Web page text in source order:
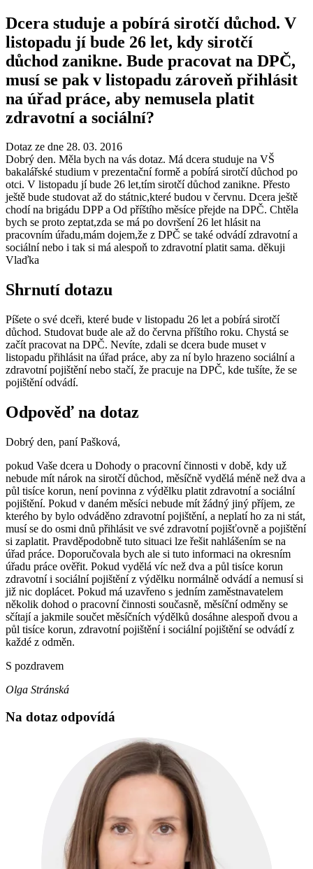
Dcera studuje a pobírá sirotčí důchod. V
listopadu jí bude 26 let, kdy sirotčí
důchod zanikne. Bude pracovat na DPČ,
musí se pak v listopadu zároveň přihlásit
na úřad práce, aby nemusela platit
zdravotní a sociální?
Dotaz ze dne 28. 03. 2016
Dobrý den. Měla bych na vás dotaz. Má dcera studuje na VŠ
bakalářské studium v prezentační formě a pobírá sirotčí důchod po
otci. V listopadu jí bude 26 let,tím sirotčí důchod zanikne. Přesto
ještě bude studovat až do státnic,které budou v červnu. Dcera ještě
chodí na brigádu DPP a Od příštího měsíce přejde na DPČ. Chtěla
bych se proto zeptat,zda se má po dovršení 26 let hlásit na
pracovním úřadu,mám dojem,že z DPČ se také odvádí zdravotní a
sociální nebo i tak si má alespoň to zdravotní platit sama. děkuji
Vlaďka
Shrnutí dotazu
Píšete o své dceři, které bude v listopadu 26 let a pobírá sirotčí
důchod. Studovat bude ale až do června příštího roku. Chystá se
začít pracovat na DPČ. Nevíte, zdali se dcera bude muset v
listopadu přihlásit na úřad práce, aby za ní bylo hrazeno sociální a
zdravotní pojištění nebo stačí, že pracuje na DPČ, kde tušíte, že se
pojištění odvádí.
Odpověď na dotaz
Dobrý den, paní Pašková,
pokud Vaše dcera u Dohody o pracovní činnosti v době, kdy už
nebude mít nárok na sirotčí důchod, měsíčně vydělá méně než dva a
půl tisíce korun, není povinna z výdělku platit zdravotní a sociální
pojištění. Pokud v daném měsíci nebude mít žádný jiný příjem, ze
kterého by bylo odváděno zdravotní pojištění, a neplatí ho za ni stát,
musí se do osmi dnů přihlásit ve své zdravotní pojišťovně a pojištění
si zaplatit. Pravděpodobně tuto situaci lze řešit nahlášením se na
úřad práce. Doporučovala bych ale si tuto informaci na okresním
úřadu práce ověřit. Pokud vydělá víc než dva a půl tisíce korun
zdravotní i sociální pojištění z výdělku normálně odvádí a nemusí si
již nic doplácet. Pokud má uzavřeno s jedním zaměstnavatelem
několik dohod o pracovní činnosti současně, měsíční odměny se
sčítají a jakmile součet měsíčních výdělků dosáhne alespoň dvou a
půl tisíce korun, zdravotní pojištění i sociální pojištění se odvádí z
každé z odměn.
S pozdravem
Olga Stránská
Na dotaz odpovídá